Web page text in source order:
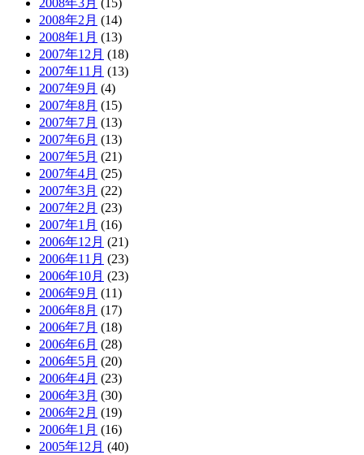
2008年3月 (15)
2008年2月 (14)
2008年1月 (13)
2007年12月 (18)
2007年11月 (13)
2007年9月 (4)
2007年8月 (15)
2007年7月 (13)
2007年6月 (13)
2007年5月 (21)
2007年4月 (25)
2007年3月 (22)
2007年2月 (23)
2007年1月 (16)
2006年12月 (21)
2006年11月 (23)
2006年10月 (23)
2006年9月 (11)
2006年8月 (17)
2006年7月 (18)
2006年6月 (28)
2006年5月 (20)
2006年4月 (23)
2006年3月 (30)
2006年2月 (19)
2006年1月 (16)
2005年12月 (40)